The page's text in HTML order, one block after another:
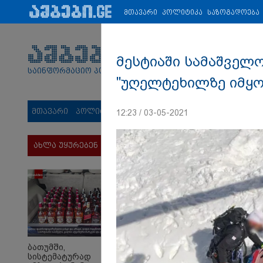
პარტნიორები: ახალი ამბები ეკონომიკა ვიდეო
საინფორმაციო პორტალი
მთავარი პოლიტიკა საზოგადოება
ახლა უყურებენ
ბათუმში,
სისტემატურად
მთავარი პოლიტიკა საზოგადოება
მესტიაში
"უღელტეხილზე
12:23 / 03-05-2021